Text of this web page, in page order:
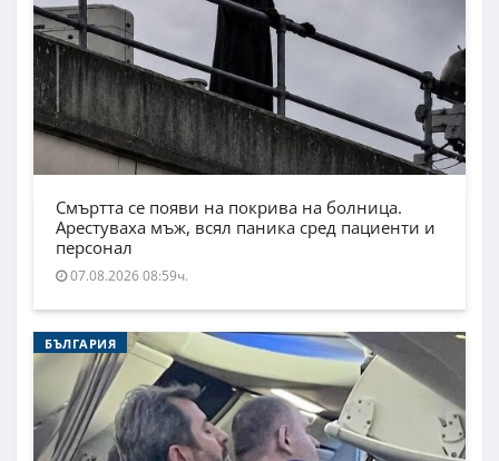
Смъртта се появи на покрива на болница.
Арестуваха мъж, всял паника сред пациенти и
персонал
07.08.2026 08:59ч.
БЪЛГАРИЯ